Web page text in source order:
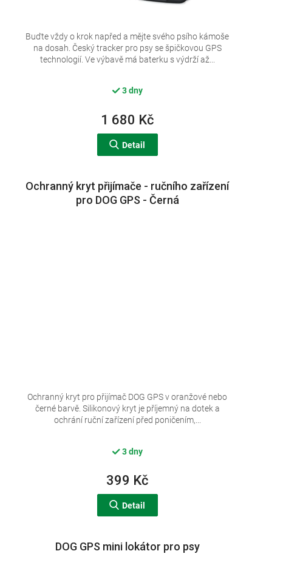
3 dny
1 680 Kč
Detail
Buďte vždy o krok napřed a mějte svého psího kámoše
na dosah. Český tracker pro psy se špičkovou GPS
technologií. Ve výbavě má baterku s výdrží až...
Ochranný kryt přijímače - ručního zařízení
pro DOG GPS - Černá
3 dny
399 Kč
Detail
Ochranný kryt pro přijímač DOG GPS v oranžové nebo
černé barvě. Silikonový kryt je příjemný na dotek a
ochrání ruční zařízení před poničením,...
DOG GPS mini lokátor pro psy